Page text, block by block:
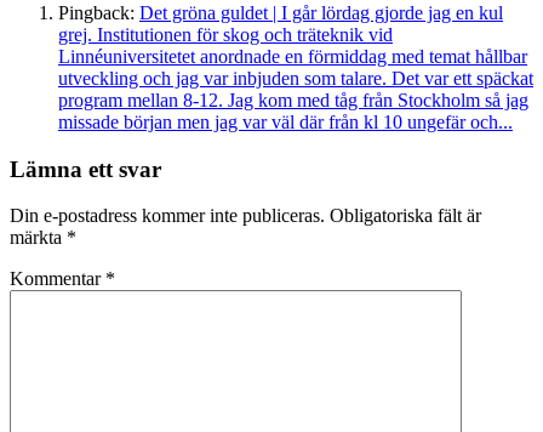
Pingback: Det gröna guldet | I går lördag gjorde jag en kul
grej. Institutionen för skog och träteknik vid
Linnéuniversitetet anordnade en förmiddag med temat hållbar
utveckling och jag var inbjuden som talare. Det var ett späckat
program mellan 8-12. Jag kom med tåg från Stockholm så jag
missade början men jag var väl där från kl 10 ungefär och...
Lämna ett svar
Din e-postadress kommer inte publiceras. Obligatoriska fält är
märkta *
Kommentar *